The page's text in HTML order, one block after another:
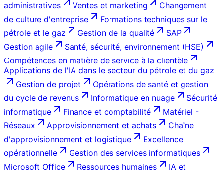
administratives
Ventes et marketing
Changement
de culture d'entreprise
Formations techniques sur le
pétrole et le gaz
Gestion de la qualité
SAP
Gestion agile
Santé, sécurité, environnement (HSE)
Compétences en matière de service à la clientèle
Applications de l'IA dans le secteur du pétrole et du gaz
Gestion de projet
Opérations de santé et gestion
du cycle de revenus
Informatique en nuage
Sécurité
informatique
Finance et comptabilité
Matériel -
Réseaux
Approvisionnement et achats
Chaîne
d'approvisionnement et logistique
Excellence
opérationnelle
Gestion des services informatiques
Microsoft Office
Ressources humaines
IA et